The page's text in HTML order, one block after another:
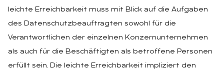
leichte Erreichbarkeit muss mit Blick auf die Aufgaben
des Datenschutzbeauftragten sowohl für die
Verantwortlichen der einzelnen Konzernunternehmen
als auch für die Beschäftigten als betroffene Personen
erfüllt sein. Die leichte Erreichbarkeit impliziert den